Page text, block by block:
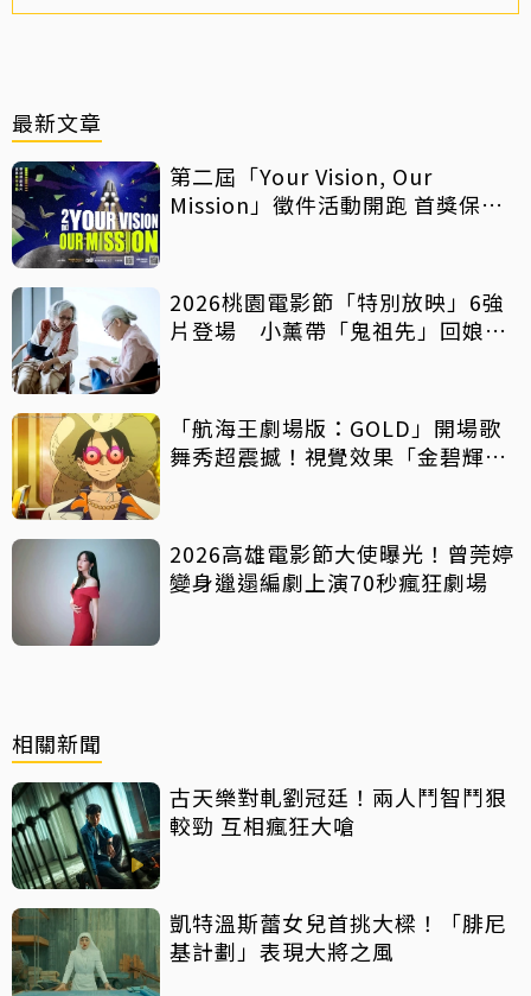
最新文章
第二屆「Your Vision, Our
Mission」徵件活動開跑 首獎保證
2026桃園電影節「特別放映」6強
片登場 小薰帶「鬼祖先」回娘
「航海王劇場版：GOLD」開場歌
舞秀超震撼！視覺效果「金碧輝
2026高雄電影節大使曝光！曾莞婷
變身邋遢編劇上演70秒瘋狂劇場
相關新聞
古天樂對軋劉冠廷！兩人鬥智鬥狠
較勁 互相瘋狂大嗆
凱特溫斯蕾女兒首挑大樑！「腓尼
基計劃」表現大將之風